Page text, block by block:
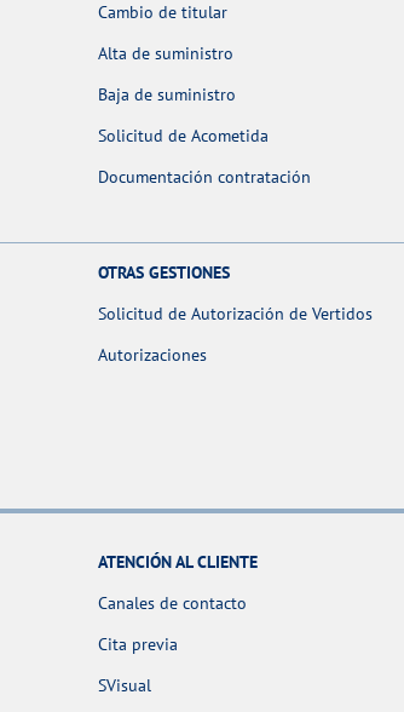
Cambio de titular
Alta de suministro
Baja de suministro
Solicitud de Acometida
Documentación contratación
OTRAS GESTIONES
Solicitud de Autorización de Vertidos
Autorizaciones
ATENCIÓN AL CLIENTE
Canales de contacto
Cita previa
SVisual